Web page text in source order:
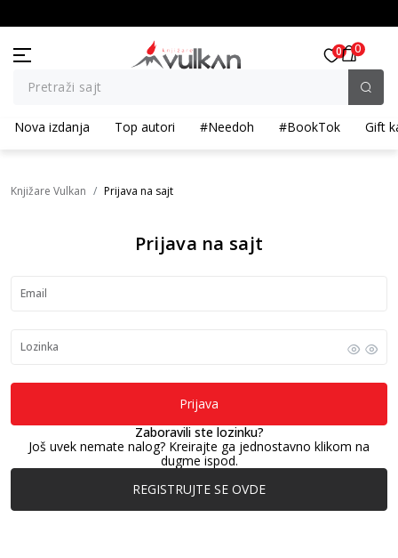
Pretraži sajt
0 0
Nova izdanja Top autori #Needoh #BookTok Gift
Knjižare Vulkan Prijava na sajt
Prijava na sajt
Email
Lozinka
Prijava
Zaboravili ste lozinku?
Još uvek nemate nalog? Kreirajte ga jednostavno klikom na
dugme ispod.
REGISTRUJTE SE OVDE